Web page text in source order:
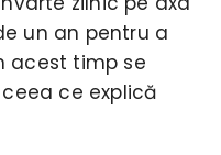
un an pentru a
acest timp se
ce explică